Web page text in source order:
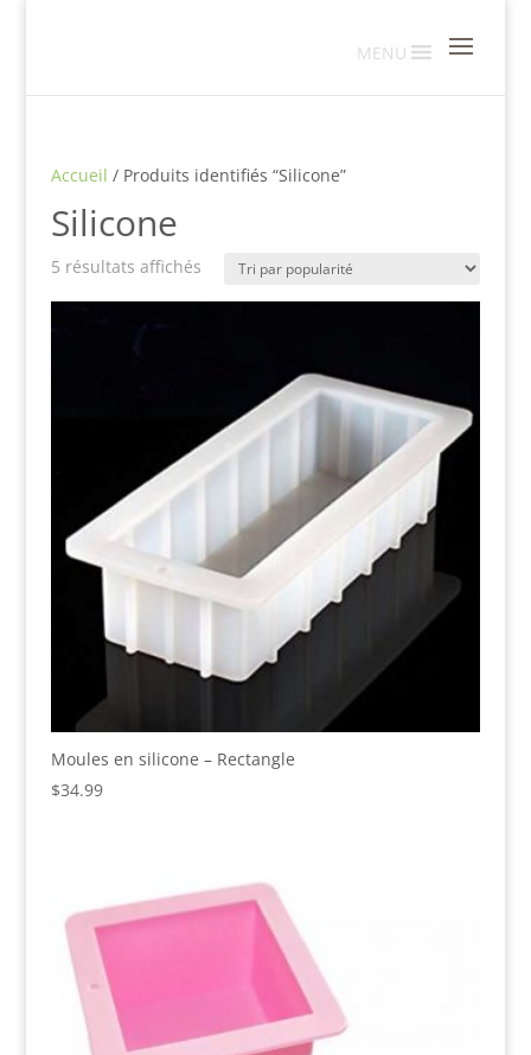
MENU
Accueil / Produits identifiés “Silicone”
Silicone
5 résultats affichésTrié
Moules en silicone – Rectangle
$34.99